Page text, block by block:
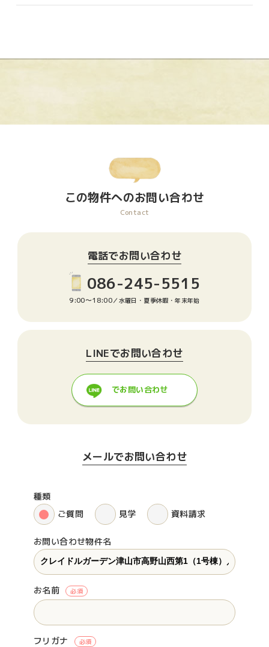
この物件へのお問い合わせ
Contact
電話でお問い合わせ
086-245-5515
9:00〜18:00／水曜日・夏季休暇・年末年始
LINEでお問い合わせ
でお問い合わせ
メールでお問い合わせ
種類
ご質問
見学 資料請求
お問い合わせ物件名
お名前 必須
フリガナ 必須